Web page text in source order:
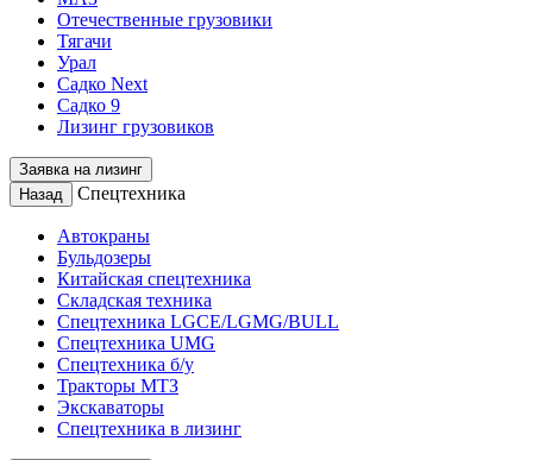
Отечественные грузовики
Тягачи
Урал
Садко Next
Садко 9
Лизинг грузовиков
Заявка на лизинг
Назад
Спецтехника
Автокраны
Бульдозеры
Китайская спецтехника
Складская техника
Спецтехника LGCE/LGMG/BULL
Спецтехника UMG
Спецтехника б/у
Тракторы МТЗ
Экскаваторы
Спецтехника в лизинг